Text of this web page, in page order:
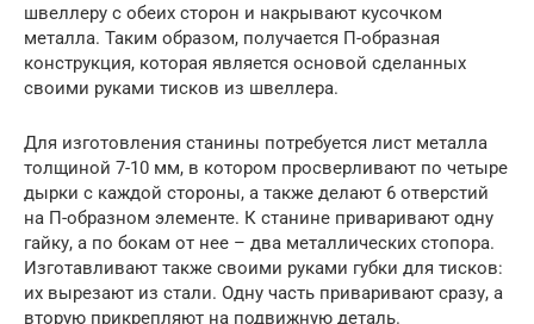
швеллеру с обеих сторон и накрывают кусочком
металла. Таким образом, получается П-образная
конструкция, которая является основой сделанных
своими руками тисков из швеллера.
Для изготовления станины потребуется лист металла
толщиной 7-10 мм, в котором просверливают по четыре
дырки с каждой стороны, а также делают 6 отверстий
на П-образном элементе. К станине приваривают одну
гайку, а по бокам от нее – два металлических стопора.
Изготавливают также своими руками губки для тисков:
их вырезают из стали. Одну часть приваривают сразу, а
вторую прикрепляют на подвижную деталь.